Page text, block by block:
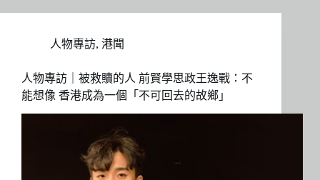
人物專訪, 港聞
人物專訪｜被救贖的人 前賢學思政王逸戰：不
能想像 香港成為一個「不可回去的故鄉」